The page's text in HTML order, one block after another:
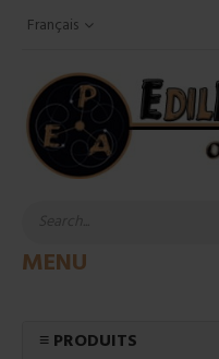
Français
MENU
≡ PRODUITS